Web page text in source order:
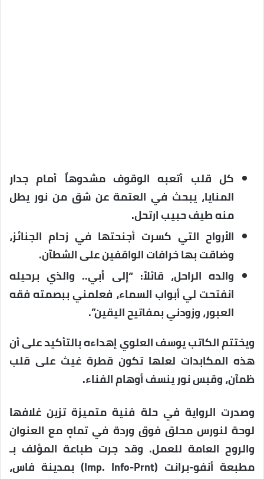
كل قلب أتعبه الوقوف مشدوهاً أمام جدار
المنايا، يبحث في العتمة عن شق من نور يطل
منه طيف حبيب ارتحل.
الأرواح التي كسرت أجنحتها في زحام الجنائز،
وضاقت بها خرافات الواقفين على الشطآن.
والده الراحل، قائلاً: “إلى أبي.. والذي برحيله
انفتحت لي أبواب السماء، فعلمني ببصمته فقه
العبور، وزودني بمفاتيح اليقين”.
ويختتم الكاتب يوسف العلوي إهداءه بالتأكيد على أن
هذه المكابدات لعلها تكون قطرة غيث على قلب
ظمآن، وقبس نور ينسف أوهام الفناء.
وصدرت الرواية في حلة فنية متميزة تزين غلافها
لوحة لنورس محلق فوق وردة في تماهٍ مع العنوان
والروح العامة للعمل. وقد جرت طباعة المؤلف بـ
مطبعة أنفو-برانت (Imp. Info-Prnt)
بمدينة فاس،